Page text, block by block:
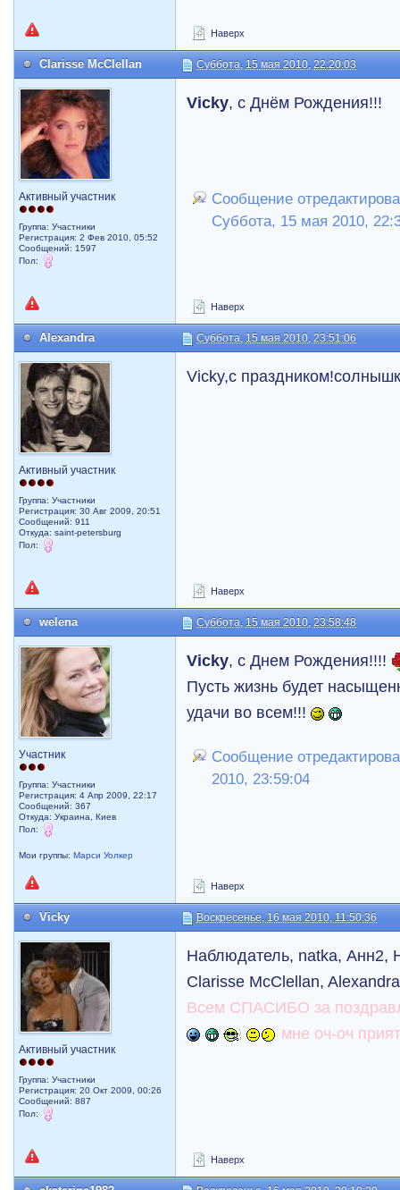
Наверх
Clarisse McClellan Суббота, 15 мая 2010, 22:20:03
Активный участник
Группа: Участники
Регистрация: 2 Фев 2010, 05:52
Сообщений: 1597
Пол:
Vicky, с Днём Рождения!!!
Сообщение
Суббота, 15 мая 2010,
Наверх
Alexandra Суббота, 15 мая 2010, 23:51:06
Активный участник
Группа: Участники
Регистрация: 30 Авг 2009, 20:51
Сообщений: 911
Откуда: saint-petersburg
Пол:
Vicky,с
Наверх
welena Суббота, 15 мая 2010, 23:58:48
Участник
Группа: Участники
Регистрация: 4 Апр 2009, 22:17
Сообщений: 367
Откуда: Украина, Киев
Пол:
Мои группы:Марси Уолкер
Vicky, с Днем Рождения!!!!
Пусть жизнь будет
удачи во всем!!!
Сообщение
2010, 23:59:04
Наверх
Vicky Воскресенье, 16 мая 2010, 11:50:36
Активный участник
Группа: Участники
Регистрация: 20 Окт 2009, 00:26
Сообщений: 887
Пол:
Наблюдатель, natka, Анн2,
Clarisse McClellan,
Всем СПАСИБО за
мне оч-оч
Наверх